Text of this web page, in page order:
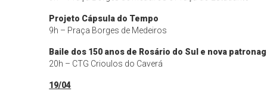
Projeto Cápsula do Tempo
9h – Praça Borges de Medeiros
Baile dos 150 anos de Rosário do Sul e nova
20h – CTG Crioulos do Caverá
19/04